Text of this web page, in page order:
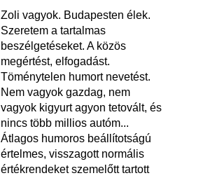
Zoli vagyok. Budapesten élek.
Szeretem a tartalmas
beszélgetéseket. A közös
megértést, elfogadást.
Töménytelen humort nevetést.
Nem vagyok gazdag, nem
vagyok kigyurt agyon tetovált, és
nincs több millios autóm...
Átlagos humoros beállítotságú
értelmes, visszagott normális
értékrendeket szemelőtt tartott